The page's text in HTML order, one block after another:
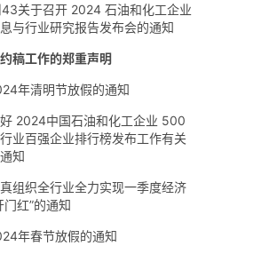
关于召开 2024 石油和化工企业
与行业研究报告发布会的通知
稿工作的郑重声明
年清明节放假的通知
2024中国石油和化工企业 500
业百强企业排行榜发布工作有关
知
组织全行业全力实现一季度经济
门红”的通知
年春节放假的通知